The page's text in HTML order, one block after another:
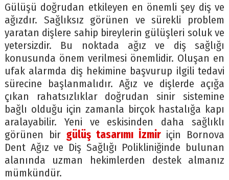
Gülüşü doğrudan etkileyen en önemli şey diş ve
ağızdır. Sağlıksız görünen ve sürekli problem
yaratan dişlere sahip bireylerin gülüşleri soluk ve
yetersizdir. Bu noktada ağız ve diş sağlığı
konusunda önem verilmesi önemlidir. Oluşan en
ufak alarmda diş hekimine başvurup ilgili tedavi
sürecine başlanmalıdır. Ağız ve dişlerde açığa
çıkan rahatsızlıklar doğrudan sinir sistemine
bağlı olduğu için zamanla birçok hastalığa kapı
aralayabilir. Yeni ve eskisinden daha sağlıklı
görünen bir gülüş tasarımı İzmiriçin Bornova
Dent Ağız ve Diş Sağlığı Polikliniğinde bulunan
alanında uzman hekimlerden destek almanız
mümkündür.